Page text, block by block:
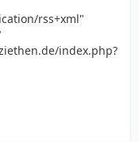
rss+xml"
index.php?